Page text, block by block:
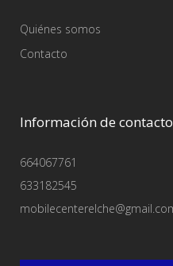
Quiénes somos
Contacto
Información de contacto
664067761
633182545